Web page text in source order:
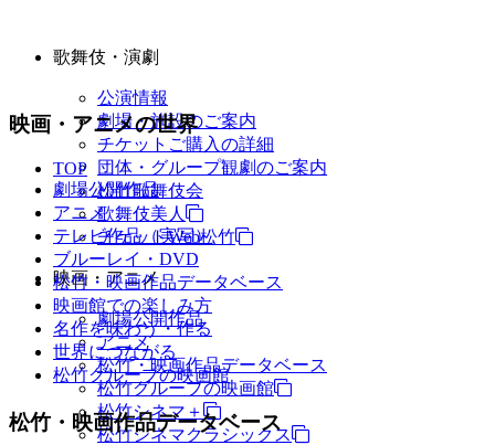
歌舞伎・演劇
公演情報
劇場・施設のご案内
チケットご購入の詳細
団体・グループ観劇のご案内
松竹歌舞伎会
歌舞伎美人
チケットWeb松竹
映画・アニメ
劇場公開作品
アニメ
松竹・映画作品データベース
松竹グループの映画館
松竹シネマ＋
松竹シネマクラシックス
映画・アニメの世界
TOP
劇場公開作品
アニメ
テレビ作品（実写）
ブルーレイ・DVD
松竹・映画作品データベース
映画館での楽しみ方
名作を味わう・作る
世界につながる
松竹グループの映画館
松竹・映画作品データベース